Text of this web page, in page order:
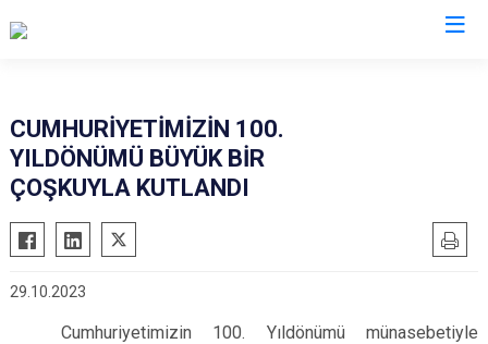
Araban
İslahiye
Karkamış
CUMHURİYETİMİZİN 100.
YILDÖNÜMÜ BÜYÜK BİR
ÇOŞKUYLA KUTLANDI
29.10.2023
Cumhuriyetimizin 100. Yıldönümü münasebetiyle